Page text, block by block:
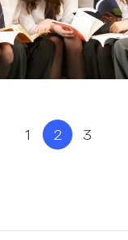
1 2 3